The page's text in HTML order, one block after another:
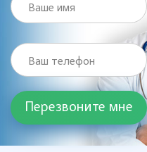
Ваше имя
Ваш телефон